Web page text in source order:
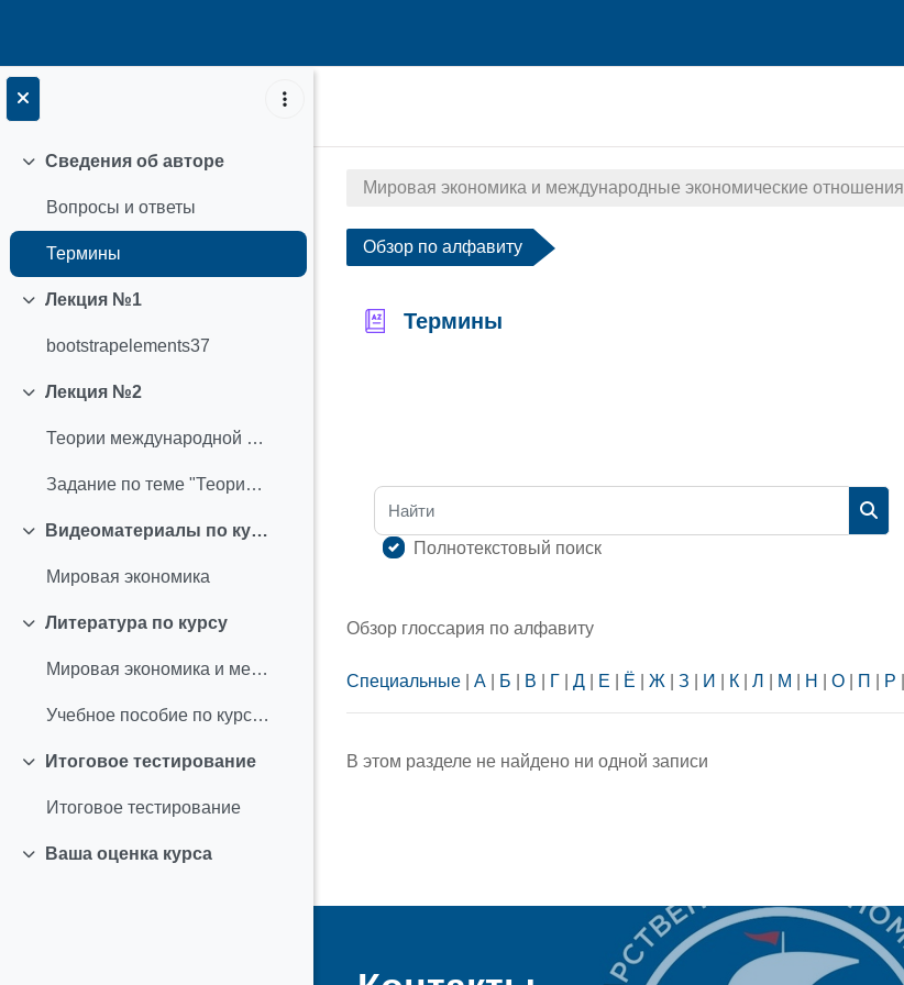
Перейти к основному содержанию
Свернуть
Сведения об авторе
Вопросы и ответы
Термины
Свернуть
Лекция №1
bootstrapelements37
Свернуть
Лекция №2
Теории международной торговли
Задание по теме "Теории международной торговли"
Свернуть
Видеоматериалы по курсу
Мировая экономика
Свернуть
Литература по курсу
Мировая экономика и международные экономические отношения
Учебное пособие по курсу "Мировая экономика"
Свернуть
Итоговое тестирование
Итоговое тестирование
Свернуть
Ваша оценка курса
Мировая экономика и международные экономические отношения
Обзор по алфавиту
Термины
Найти
Полнотекстовый поиск
Обзор глоссария по алфавиту
Специальные А Б В Г Д Е Ё Ж З И К Л М Н О П Р
В этом разделе не найдено ни одной записи